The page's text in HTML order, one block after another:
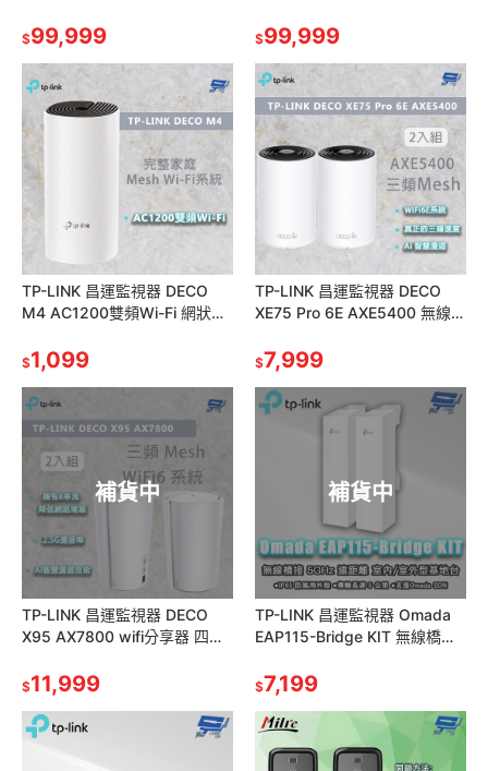
器 請來電洽詢
$99,999 $99,999
TP-LINK 昌運監視器 DECO
M4 AC1200雙頻Wi-Fi 網狀路
器
$1,099
TP-LINK 昌運監視器 DECO
XE75 Pro 6E AXE5400 無線網
$7,999
補貨中
TP-LINK 昌運監視器 DECO
X95 AX7800 wifi分享器 四核
$11,999
補貨中
TP-LINK 昌運監視器 Omada
EAP115-Bridge KIT 無線橋接
$7,199